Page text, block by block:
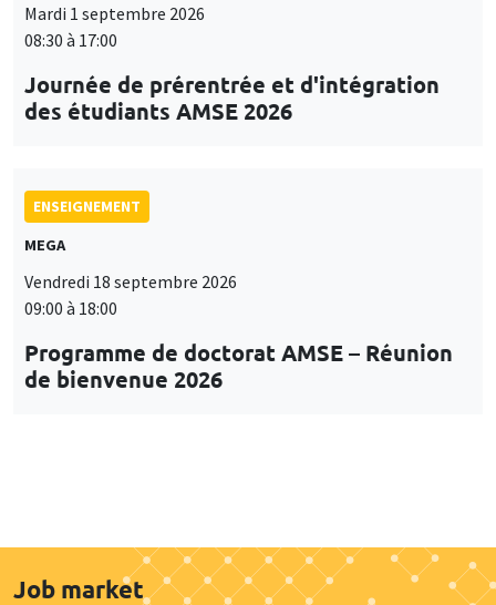
Mardi 1 septembre 2026
08:30 à 17:00
Journée de prérentrée et d'intégration
des étudiants AMSE 2026
ENSEIGNEMENT
MEGA
Vendredi 18 septembre 2026
09:00 à 18:00
Programme de doctorat AMSE – Réunion
de bienvenue 2026
Job market